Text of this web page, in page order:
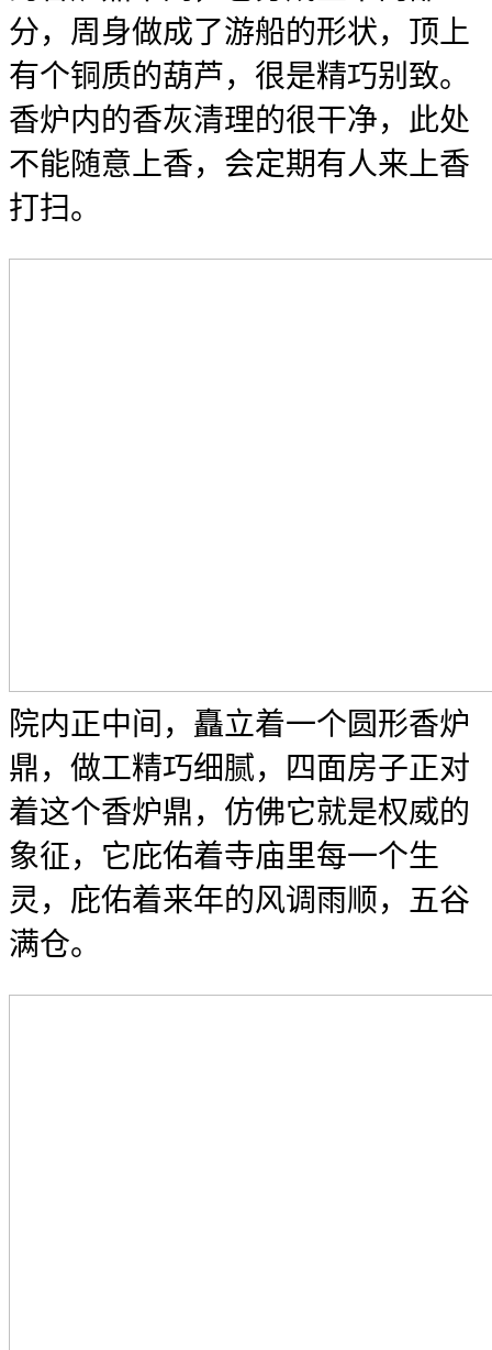
分，周身做成了游船的形状，顶上
有个铜质的葫芦，很是精巧别致。
香炉内的香灰清理的很干净，此处
不能随意上香，会定期有人来上香
打扫。
院内正中间，矗立着一个圆形香炉
鼎，做工精巧细腻，四面房子正对
着这个香炉鼎，仿佛它就是权威的
象征，它庇佑着寺庙里每一个生
灵，庇佑着来年的风调雨顺，五谷
满仓。